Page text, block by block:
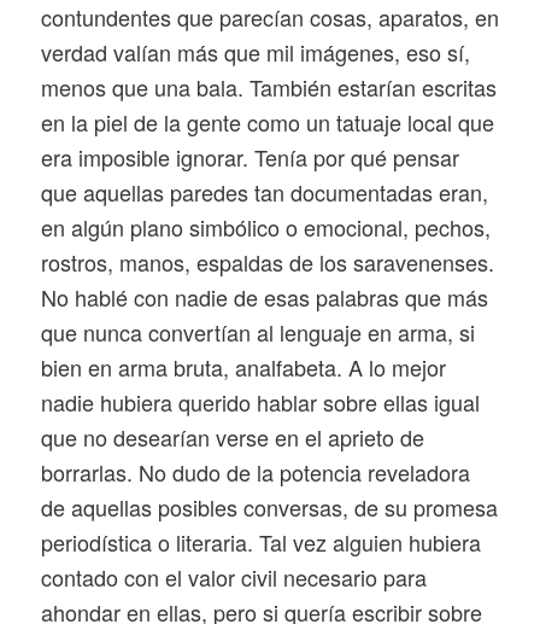
contundentes que parecían cosas, aparatos, en
verdad valían más que mil imágenes, eso sí,
menos que una bala. También estarían escritas
en la piel de la gente como un tatuaje local que
era imposible ignorar. Tenía por qué pensar
que aquellas paredes tan documentadas eran,
en algún plano simbólico o emocional, pechos,
rostros, manos, espaldas de los saravenenses.
No hablé con nadie de esas palabras que más
que nunca convertían al lenguaje en arma, si
bien en arma bruta, analfabeta. A lo mejor
nadie hubiera querido hablar sobre ellas igual
que no desearían verse en el aprieto de
borrarlas. No dudo de la potencia reveladora
de aquellas posibles conversas, de su promesa
periodística o literaria. Tal vez alguien hubiera
contado con el valor civil necesario para
ahondar en ellas, pero si quería escribir sobre